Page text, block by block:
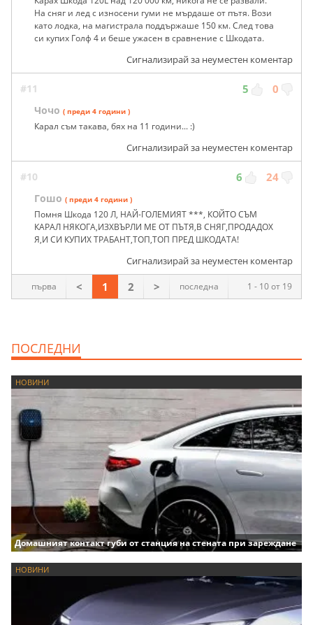
На сняг и лед с износени гуми не мърдаше от пътя. Вози
като лодка, на магистрала поддържаше 150 км. След това
си купих Голф 4 и беше ужасен в сравнение с Шкодата.
Сигнализирай за неуместен коментар
#11 5 0
Чочо ( преди 4 години )
Карал съм такава, бях на 11 години... :)
Сигнализирай за неуместен коментар
#10 6 24
Гошо ( преди 4 години )
Помня Шкода 120 Л, НАЙ-ГОЛЕМИЯТ ***, КОЙТО СЪМ
КАРАЛ НЯКОГА,ИЗХВЪРЛИ МЕ ОТ ПЪТЯ,В СНЯГ,ПРОДАДОХ
Я,И СИ КУПИХ ТРАБАНТ,ТОП,ТОП ПРЕД ШКОДАТА!
Сигнализирай за неуместен коментар
1 - 10 от 19
първа < 1 2 > последна
ПОСЛЕДНИ
НОВИНИ
Домашният контакт губи от станция на стената при зареждане
НОВИНИ